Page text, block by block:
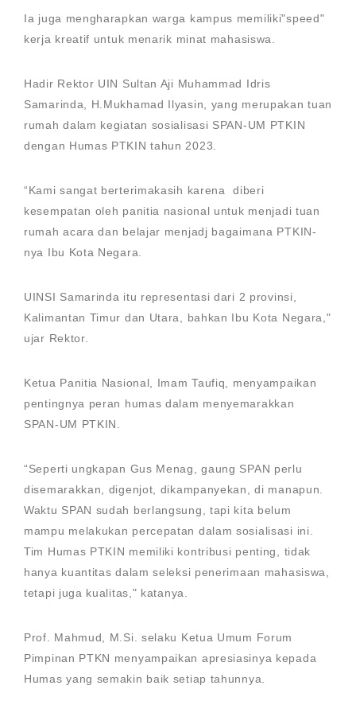
Ia juga mengharapkan warga kampus memiliki"speed"
kerja kreatif untuk menarik minat mahasiswa.
Hadir Rektor UIN Sultan Aji Muhammad Idris
Samarinda, H.Mukhamad Ilyasin, yang merupakan tuan
rumah dalam kegiatan sosialisasi SPAN-UM PTKIN
dengan Humas PTKIN tahun 2023.
“Kami sangat berterimakasih karena diberi
kesempatan oleh panitia nasional untuk menjadi tuan
rumah acara dan belajar menjadj bagaimana PTKIN-
nya Ibu Kota Negara.
UINSI Samarinda itu representasi dari 2 provinsi,
Kalimantan Timur dan Utara, bahkan Ibu Kota Negara,"
ujar Rektor.
Ketua Panitia Nasional, Imam Taufiq, menyampaikan
pentingnya peran humas dalam menyemarakkan
SPAN-UM PTKIN.
“Seperti ungkapan Gus Menag, gaung SPAN perlu
disemarakkan, digenjot, dikampanyekan, di manapun.
Waktu SPAN sudah berlangsung, tapi kita belum
mampu melakukan percepatan dalam sosialisasi ini.
Tim Humas PTKIN memiliki kontribusi penting, tidak
hanya kuantitas dalam seleksi penerimaan mahasiswa,
tetapi juga kualitas," katanya.
Prof. Mahmud, M.Si. selaku Ketua Umum Forum
Pimpinan PTKN menyampaikan apresiasinya kepada
Humas yang semakin baik setiap tahunnya.